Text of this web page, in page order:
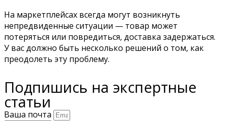
На маркетплейсах всегда могут возникнуть
непредвиденные ситуации — товар может
потеряться или повредиться, доставка задержаться.
У вас должно быть несколько решений о том, как
преодолеть эту проблему.
Подпишись на экспертные
статьи
Ваша почта